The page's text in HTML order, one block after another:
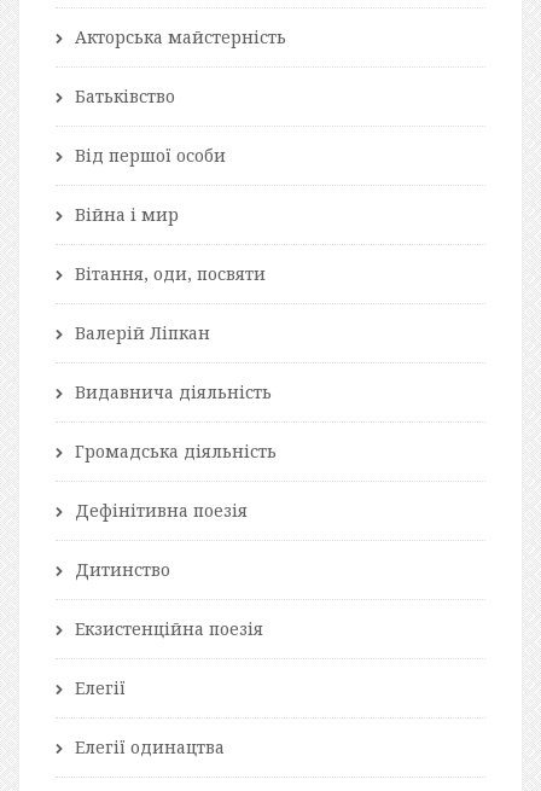
Акторська майстерність
Батьківство
Від першої особи
Війна і мир
Вітання, оди, посвяти
Валерій Ліпкан
Видавнича діяльність
Громадська діяльність
Дефінітивна поезія
Дитинство
Екзистенційна поезія
Елегії
Елегії одинацтва